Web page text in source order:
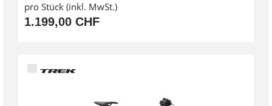
pro Stück (inkl. MwSt.)
1.199,00 CHF